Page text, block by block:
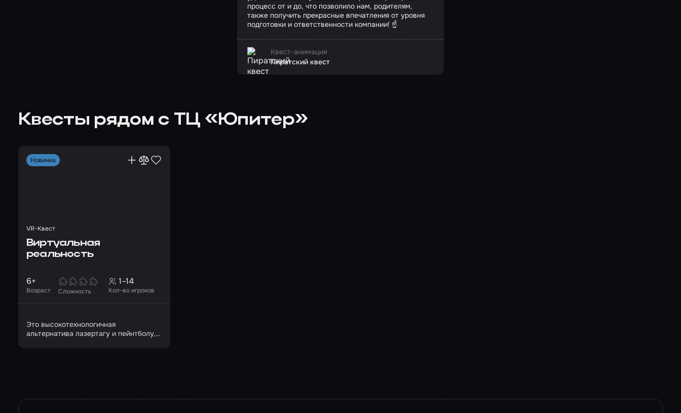
процесс от и до, что позволило нам, родителям,
также получить прекрасные впечатления от уровня
подготовки и ответственности компании! ☝
Квест-анимация
Пиратский квест
Квесты рядом с ТЦ «Юпитер»
Новинка
VR-Квест
Виртуальная
реальность
Возраст
6+
Сложность Кол-во игроков
1–14
Это высокотехнологичная
альтернатива лазертагу и пейнтболу,